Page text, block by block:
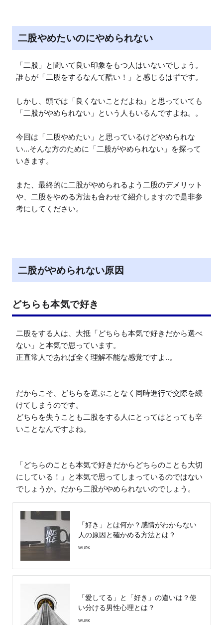
二股やめたいのにやめられない
「二股」と聞いて良い印象をもつ人はいないでしょう。
誰もが「二股をするなんて酷い！」と感じるはずです。
しかし、頭では「良くないことだよね」と思っていても
「二股がやめられない」という人もいるんですよね。。
今回は「二股やめたい」と思っているけどやめられな
い...そんな方のために「二股がやめられない」を探って
いきます。
また、最終的に二股がやめられるよう二股のデメリット
や、二股をやめる方法も合わせて紹介しますので是非参
考にしてください。
二股がやめられない原因
どちらも本気で好き
二股をする人は、大抵「どちらも本気で好きだから選べ
ない」と本気で思っています。
正直常人であれば全く理解不能な感覚ですよ..。
だからこそ、どちらを選ぶことなく同時進行で交際を続
けてしまうのです。
どちらを失うことも二股をする人にとってはとっても辛
いことなんですよね。
「どちらのことも本気で好きだからどちらのことも大切
にしている！」と本気で思ってしまっているのではない
でしょうか。だから二股がやめられないのでしょう。
「好き」とは何か？感情がわからない
人の原因と確かめる方法とは？
WURK
「愛してる」と「好き」の違いは？使
い分ける男性心理とは？
WURK